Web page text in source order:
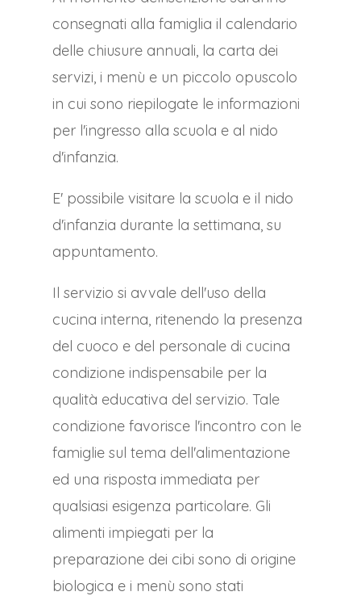
consegnati alla famiglia il calendario
delle chiusure annuali, la carta dei
servizi, i menù e un piccolo opuscolo
in cui sono riepilogate le informazioni
per l'ingresso alla scuola e al nido
d'infanzia.
E' possibile visitare la scuola e il nido
d'infanzia durante la settimana, su
appuntamento.
Il servizio si avvale dell'uso della
cucina interna, ritenendo la presenza
del cuoco e del personale di cucina
condizione indispensabile per la
qualità educativa del servizio. Tale
condizione favorisce l'incontro con le
famiglie sul tema dell'alimentazione
ed una risposta immediata per
qualsiasi esigenza particolare. Gli
alimenti impiegati per la
preparazione dei cibi sono di origine
biologica e i menù sono stati